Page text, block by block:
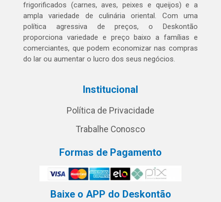
frigorificados (carnes, aves, peixes e queijos) e a
ampla variedade de culinária oriental. Com uma
política agressiva de preços, o Deskontão
proporciona variedade e preço baixo a famílias e
comerciantes, que podem economizar nas compras
do lar ou aumentar o lucro dos seus negócios.
Institucional
Política de Privacidade
Trabalhe Conosco
Formas de Pagamento
Baixe o APP do Deskontão